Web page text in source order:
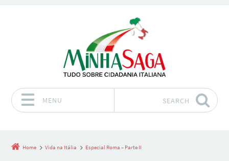
MENU SEARCH
Home Vida na Itália Especial Roma – Parte II